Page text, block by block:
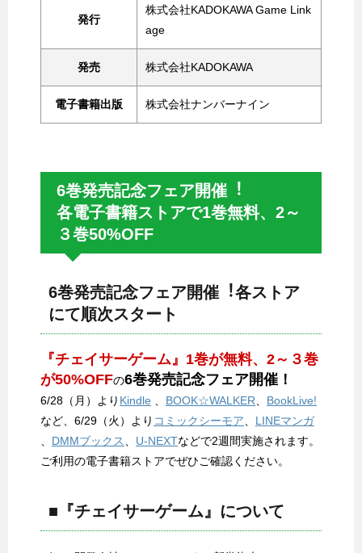
発行
株式会社KADOKAWA Game Link
age
発売 株式会社KADOKAWA
電子書籍出版 株式会社ナンバーナイン
6巻発売記念フェア開催︕
各電子書籍ストアで1巻無料、2～
３巻50%OFF
6巻発売記念フェア開催︕各ストア
にて順次スタート
『チェイサーゲーム』1巻が無料、2～３巻
が50%OFFの6巻発売記念フェア開催！
6/28（月）より Kindle BOOK☆WALKER
BookLive!
など、6/29（火）より コミックシーモア
LINEマンガ
DMMブックス U-NEXTなどで2週間実施されます。
ご利用の電子書籍ストアでぜひご確認ください。
■『チェイサーゲーム』について